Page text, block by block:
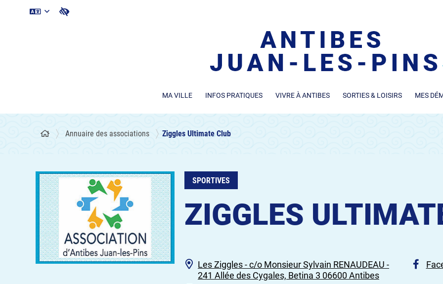
MA VILLE INFOS PRATIQUES VIVRE À ANTIBES SORTIES & LOISIRS MES
Annuaire des associations Ziggles Ultimate Club
SPORTIVES
ZIGGLES
Les Ziggles - c/o Monsieur Sylvain RENAUDEAU -
241 Allée des Cygales, Betina 3 06600 Antibes